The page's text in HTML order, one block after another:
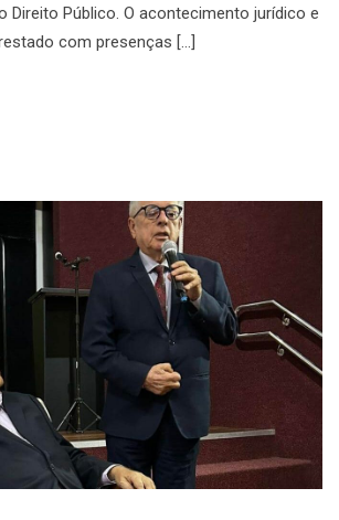
Direito Público. O acontecimento jurídico e
com presenças […]